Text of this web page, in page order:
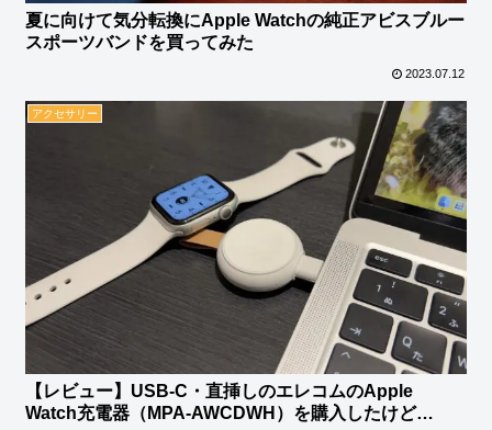
夏に向けて気分転換にApple Watchの純正アビスブルー
スポーツバンドを買ってみた
2023.07.12
アクセサリー
【レビュー】USB-C・直挿しのエレコムのApple
Watch充電器（MPA-AWCDWH）を購入したけど…